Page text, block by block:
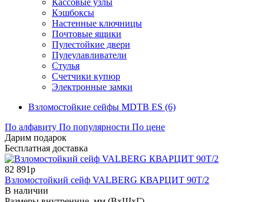
Кэшбоксы
Настенные ключницы
Почтовые ящики
Пулестойкие двери
Пулеулавливатели
Стулья
Счетчики купюр
Электронные замки
Взломостойкие сейфы MDTB ES (6)
По алфавиту По популярности По цене
Дарим подарок
Бесплатная доставка
82 891р
Взломостойкий сейф VALBERG КВАРЦИТ 90Т/2
В наличии